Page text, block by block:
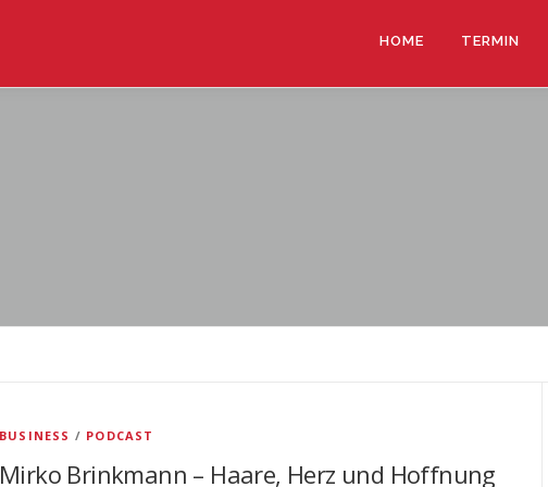
HOME TERMIN
BUSINESS / PODCAST
Mirko Brinkmann – Haare, Herz und Hoffnung